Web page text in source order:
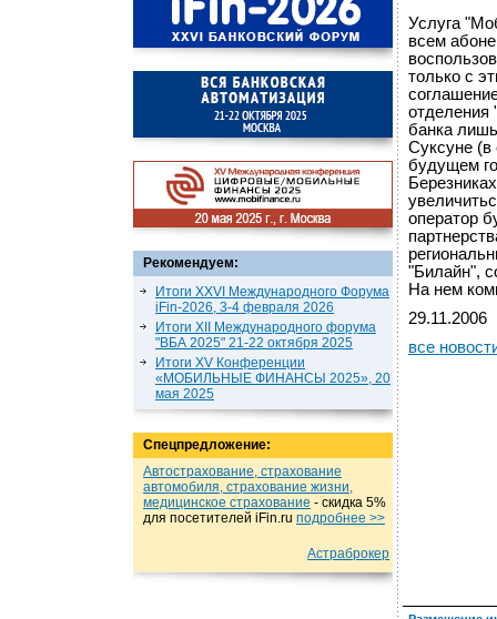
Рекомендуем:
Итоги XXVI Международного Форума
iFin-2026, 3-4 февраля 2026
Итоги XII Международного форума
"ВБА 2025" 21-22 октября 2025
Итоги XV Конференции
«МОБИЛЬНЫЕ ФИНАНСЫ 2025», 20
мая 2025
Спецпредложение:
Автострахование, страхование
автомобиля, страхование жизни,
медицинское страхование - cкидка 5%
для посетителей iFin.ru подробнеe >>
Астраброкер
Услуга
всем
только с
отделения
банка
Суксуне
будущем
оператор
"Билайн",
На нем
29.11.2006
все